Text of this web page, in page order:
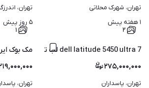
تهران، شهرک محلاتی
۱ هفته پیش
تهران،
۵ روز پیش
۲
dell latitude 5450 ultra 7 لب تاپ دل
۲۷۵,۰۰۰,۰۰۰
تهران، پاسداران
۱
مک بوک ایر
تهران،